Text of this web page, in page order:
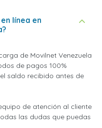
línea en
de Movilnet Venezuela
de pagos 100%
saldo recibido antes de
de atención al cliente
las dudas que puedas